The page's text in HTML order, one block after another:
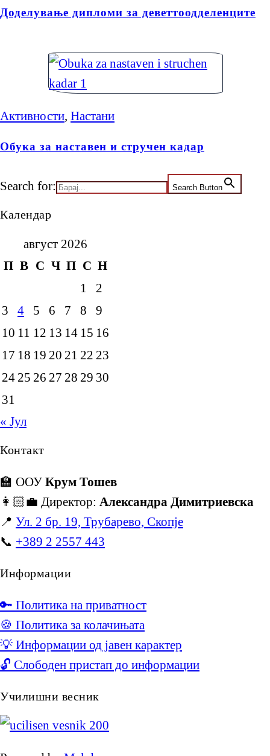
Доделување дипломи за деветтоодделенците
Активности, Настани
Обука за наставен и стручен кадар
Search for: Search Button
Календар
август 2026
П В С Ч П С Н
1
2
3
4 5 6 7 8
9
10 11 12 13 14 15 16
17 18 19 20 21 22 23
24 25 26 27 28 29 30
31
« Јул
Контакт
🏫 ООУ Крум Тошев
👩🏻‍💼 Директор: Александра Димитриевска
📍 Ул. 2 бр. 19, Трубарево, Скопје
📞 +389 2 2557 443
Информации
🔑 Политика на приватност
🍪 Политика за колачињата
💡 Информации од јавен карактер
🔓 Слободен пристап до информации
Училишни весник